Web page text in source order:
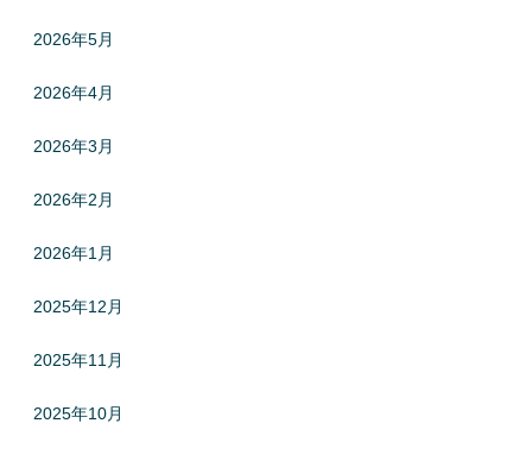
2026年5月
2026年4月
2026年3月
2026年2月
2026年1月
2025年12月
2025年11月
2025年10月